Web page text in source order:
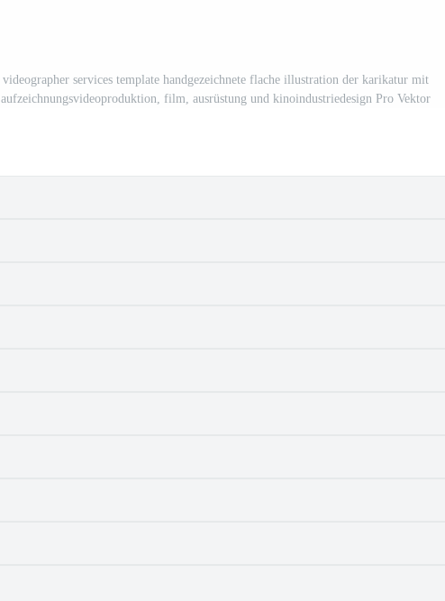
videographer services template handgezeichnete flache illustration der karikatur mit
aufzeichnungsvideoproduktion, film, ausrüstung und kinoindustriedesign Pro Vektor